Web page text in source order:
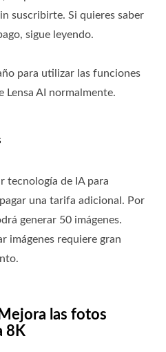
suscribirte. Si quieres saber
sigue leyendo.
para utilizar las funciones
Lensa AI normalmente.
tecnología de IA para
una tarifa adicional. Por
generar 50 imágenes.
imágenes requiere gran
las fotos
8K